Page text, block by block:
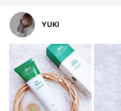
YUKI